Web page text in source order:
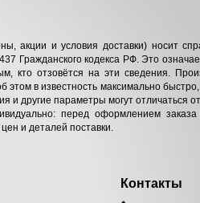
акции и условия доставки) носит
Гражданского кодекса РФ. Это
кто отзовётся на эти сведения.
в известность максимально
и другие параметры могут отличаться
перед оформлением
и деталей поставки.
Контакты